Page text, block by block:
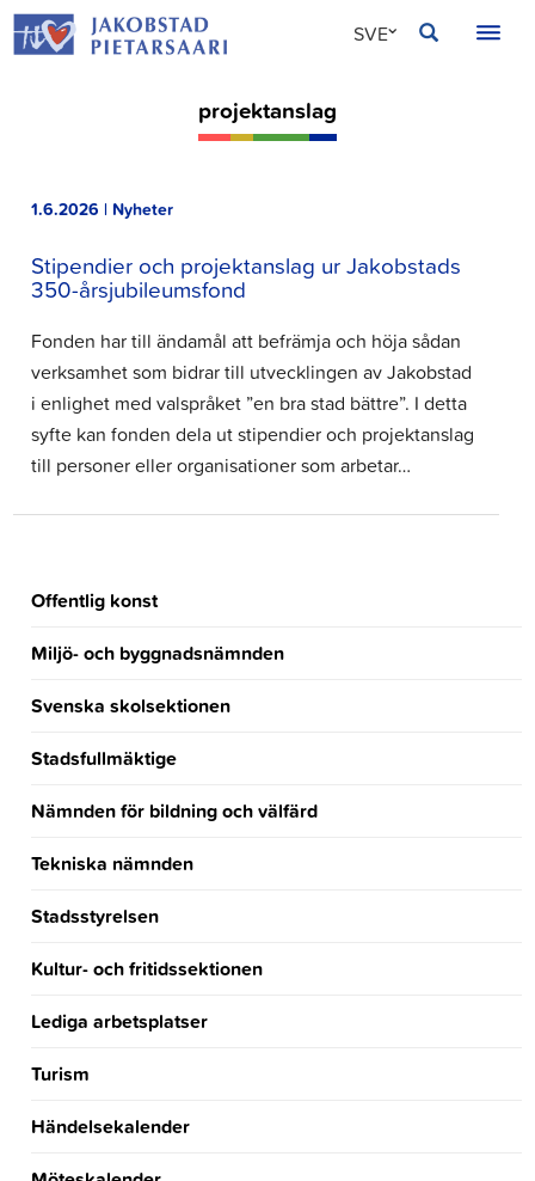
Hoppa
till
SVE
projektanslag
1.6.2026 | Nyheter
Stipendier och projektanslag ur Jakobstads
350-årsjubileumsfond
Fonden har till ändamål att befrämja och höja sådan
verksamhet som bidrar till utvecklingen av Jakobstad
i enlighet med valspråket ”en bra stad bättre”. I detta
syfte kan fonden dela ut stipendier och projektanslag
till personer eller organisationer som arbetar…
Offentlig konst
Miljö- och byggnadsnämnden
Svenska skolsektionen
Stadsfullmäktige
Nämnden för bildning och välfärd
Tekniska nämnden
Stadsstyrelsen
Kultur- och fritidssektionen
Lediga arbetsplatser
Turism
Händelsekalender